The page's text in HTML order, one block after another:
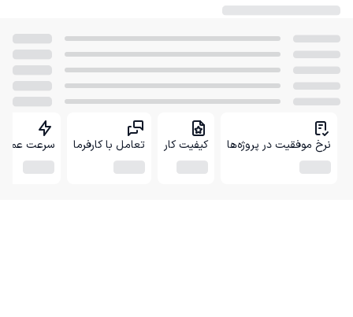
نرخ موفقیت در پروژه‌ها کیفیت کار تعامل با کارفرما سرعت عمل